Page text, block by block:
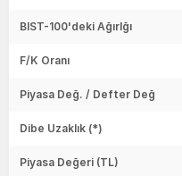
BIST-100'deki Ağırlğı
F/K Oranı
Piyasa Değ. / Defter Değ
Dibe Uzaklık (*)
Piyasa Değeri (TL)